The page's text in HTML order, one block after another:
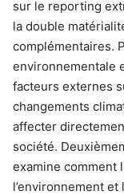
sur le reporting
la double
complémentaires.
environnementale
facteurs externes
changements
affecter
société.
examine comment
l’environnement